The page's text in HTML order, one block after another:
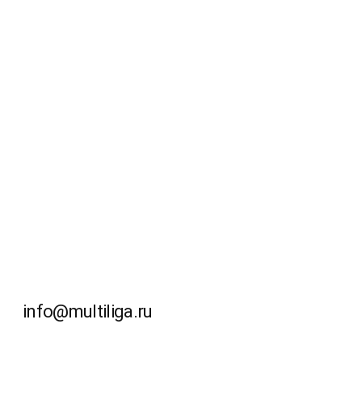
info@multiliga.ru